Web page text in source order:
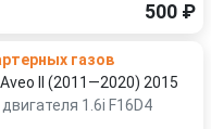
500 ₽
газов
II (2011—2020) 2015
1.6i F16D4